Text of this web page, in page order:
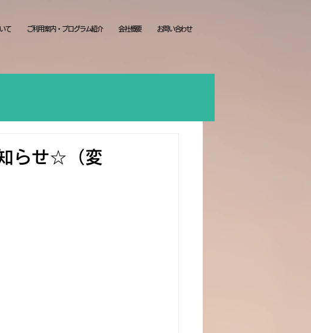
て ご利用案内・プログラム紹介 会社概要 お問い合わせ
らせ☆（変